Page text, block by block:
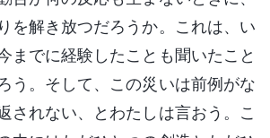
を解き放つだろうか。これは、い
までに経験したことも聞いたこと
う。そして、この災いは前例がな
されない、とわたしは言おう。こ